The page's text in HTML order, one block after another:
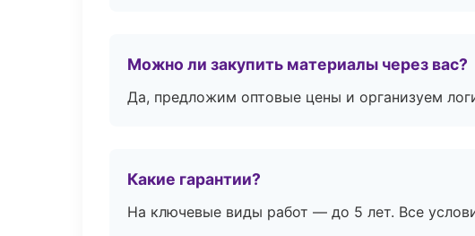
Можно ли закупить материалы через вас?
Да, предложим оптовые цены и организуем
Какие гарантии?
На ключевые виды работ — до 5 лет. Все